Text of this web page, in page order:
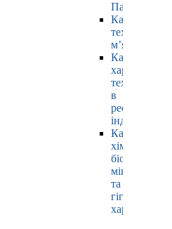
Павлюк
Кафедра
технології
м’яса
Кафедра
харчових
технологій
в
ресторанній
індустрії
Кафедра
хімії,
біохімії,
мікробіології
та
гігієни
харчування